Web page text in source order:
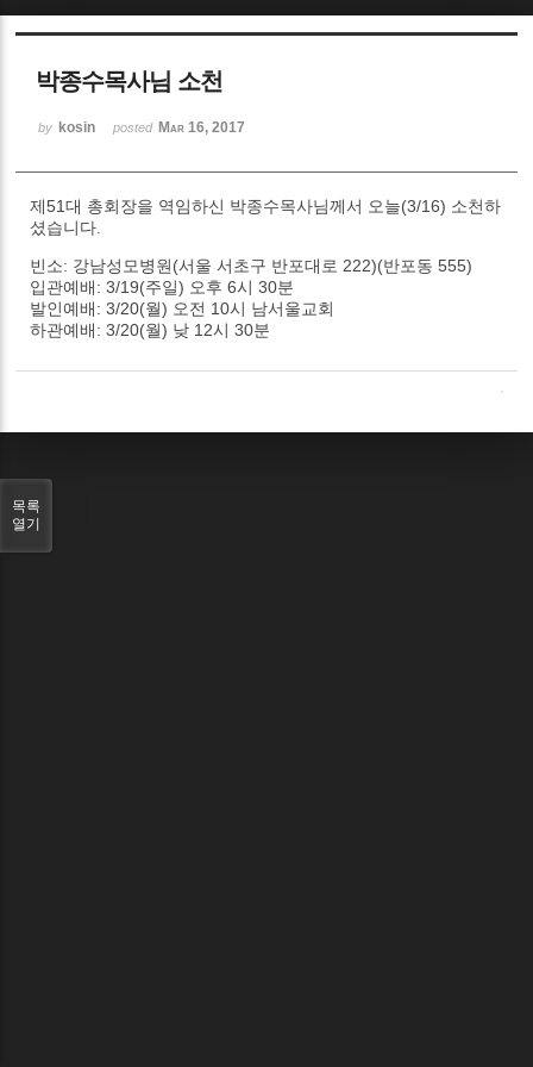
박종수목사님 소천
by kosin posted Mar 16, 2017
제51대 총회장을 역임하신 박종수목사님께서 오늘(3/16) 소천하
셨습니다.
빈소: 강남성모병원 (서울 서초구 반포대로 222)(반포동 555)
입관예배 : 3/19(주일) 오후 6시 30분
발인예배 : 3/20(월) 오전 10시
남서울교회
하관예배 : 3/20(월) 낮 12시 30분
목록
열기
Sketchbook5, 스케치북5
Sketchbook5, 스케치북5